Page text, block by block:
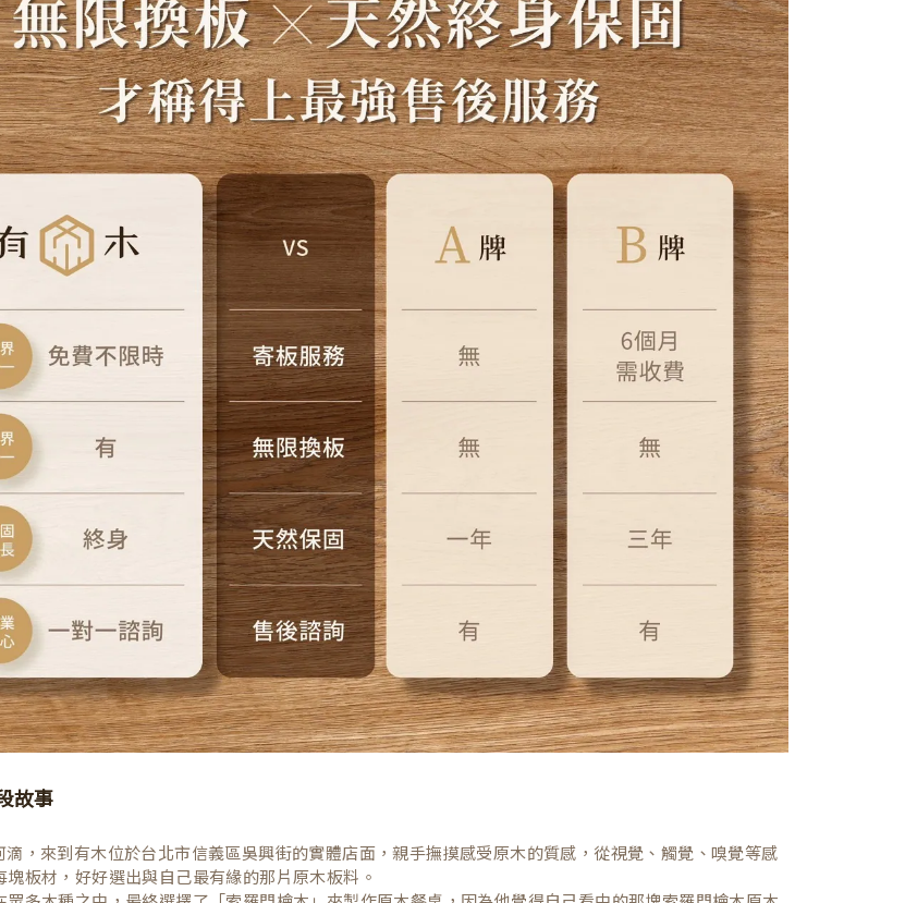
故事
，來到有木位於台北市信義區吳興街的實體店面，親手撫摸感受原木的質感，從視覺、觸覺、嗅覺等感
塊板材，好好選出與自己最有緣的那片原木板料。